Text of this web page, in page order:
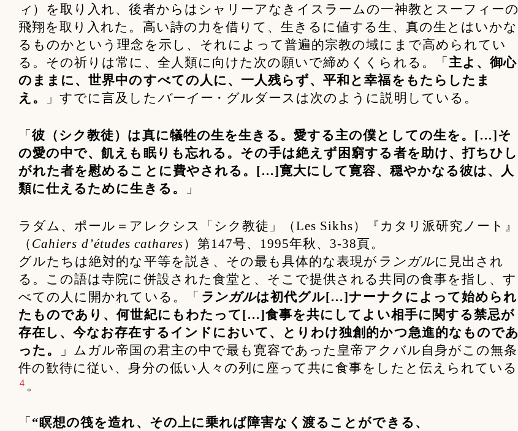
ィ ）を取り入れ、後者からはシャリーアなきイスラームの一神教とスーフィーの
飛翔を取り入れた。高い詩の力を借りて、生きるに値する生、真の生とはいかな
るものかという理念を示し、それによって普遍的宗教の域にまで高められてい
る。その祈りは常に、全人類に向けた次の願いで締めくくられる。「 主よ、御心
のままに、世界中のすべての人に、一人残らず、平和と幸福をもたらしたま
え。
」すでに言及したバーイー・グルダースは次のように説明している。
「彼（シク教徒）は真に犠牲の生を生きる。愛する主の僕としての生を。[…]そ
の愛の中で、飢えも眠りも忘れる。その手は絶えず困窮する者を助け、打ちひし
がれた者を慰めることに費やされる。[…]寛大にして寛容、穏やかなる彼は、人
類に仕えるために生きる。
」
ラダム、ポール＝アレクシス「シク教徒」（Les Sikhs）『カタリ派研究ノート』
（ Cahiers d’études cathares）第147号、1995年秋、3-38頁。
グルたちは絶対的な平等を説き、その最も具体的な表現が ランガルに見出され
る。この語は寺院に併設された食堂と、そこで提供される共同の食事を指し、す
べての人に開かれている。「 ランガルは初代グル[…]ナーナクによって始められ
たものであり、何世紀にもわたって[…]食事を共にしてよい相手に関する禁忌が
存在し、今なお存在するインドにおいて、とりわけ独創的かつ急進的なものであ
った。
」ムガル帝国の君主の中で最も寛容であった皇帝アクバル自身がこの無条
件の歓待に従い、身分の低い人々の列に座って共に食事をしたと伝えられている
4 。
「 “瞑想の筏を造れ、その上に乗れば障害なく渡ることができる、